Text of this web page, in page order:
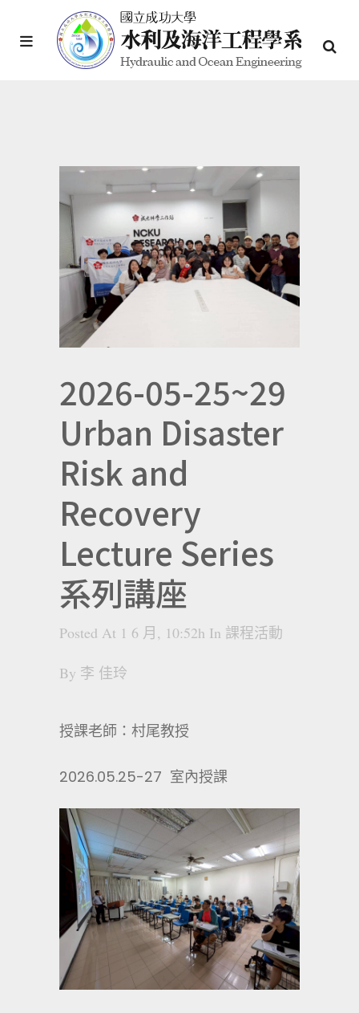
2026-05-25~29
Urban Disaster
Risk and
Recovery
Lecture Series
系列講座
Posted At 1 6 月, 10:52h In 課程活動
By 李 佳玲
授課老師：村尾教授
2026.05.25-27 室內授課